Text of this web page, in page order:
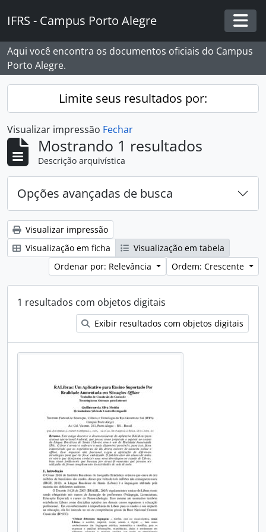
IFRS - Campus Porto Alegre
Aqui você encontra os documentos oficiais do Campus
Porto Alegre.
Limite seus resultados por:
Visualizar impressão Fechar
Mostrando 1 resultados
Descrição arquivística
Opções avançadas de busca
Visualizar impressão
Visualização em ficha
Visualização em tabela
Ordenar por: Relevância
Ordem: Crescente
1 resultados com objetos digitais
Exibir resultados com objetos digitais